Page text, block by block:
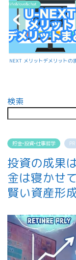
メリットのまとめ
メル
検索
貯金•投資•仕事哲学 PR
投資の成果
金は寝かせ
賢い資産形